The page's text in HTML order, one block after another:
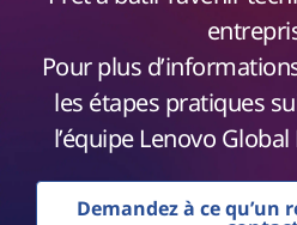
Pour plus
les étapes pratiques
l’équipe Lenovo
Demandez à ce qu’un